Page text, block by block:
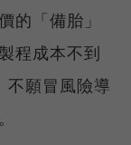
的「備胎」
程成本不到
不願冒風險導